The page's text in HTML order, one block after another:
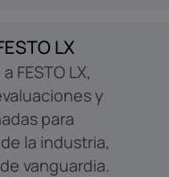
LX
FESTO LX,
y
para
la industria,
vanguardia.